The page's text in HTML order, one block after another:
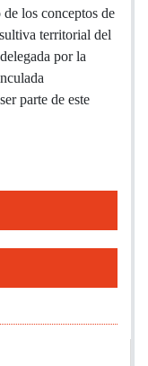
los conceptos de
territorial del
por la
parte de este